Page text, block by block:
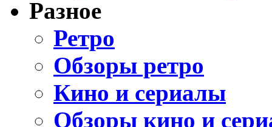
Разное
Ретро
Обзоры ретро
Кино и сериалы
Обзоры кино и